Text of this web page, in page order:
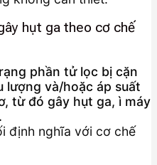
hụt ga theo cơ chế
phần tử lọc bị cặn
lượng và/hoặc áp suất
từ đó gây hụt ga, ì máy
định nghĩa với cơ chế